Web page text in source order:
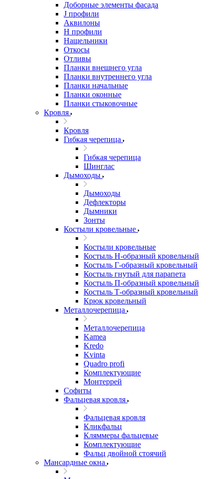
Доборные элементы фасада
J профили
Аквилоны
Н профили
Нащельники
Откосы
Отливы
Планки внешнего угла
Планки внутреннего угла
Планки начальные
Планки оконные
Планки стыковочные
Кровля
Кровля
Гибкая черепица
Гибкая черепица
Шинглас
Дымоходы
Дымоходы
Дефлекторы
Дымники
Зонты
Костыли кровельные
Костыли кровельные
Костыль H-образный кровельный
Костыль Г-образный кровельный
Костыль гнутый для парапета
Костыль П-образный кровельный
Костыль Т-образный кровельный
Крюк кровельный
Металлочерепица
Металлочерепица
Kamea
Kredo
Kvinta
Quadro profi
Комплектующие
Монтеррей
Софиты
Фальцевая кровля
Фальцевая кровля
Кликфальц
Кляммеры фальцевые
Комплектующие
Фальц двойной стоячий
Мансардные окна